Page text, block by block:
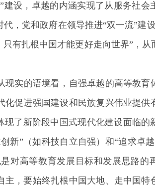
建设，卓越的内涵实现了从服务社会
，党和政府在领导推进“双一流”建
有扎根中国才能更好走向世界”，从
实的语境看，自强卓越的高等教育
促进强国建设和民族复兴伟业提供
了新阶段中国式现代化建设面临的
新”（如科技自立自强）和“追求卓
对高等教育发展目标和发展思路的
，要始终扎根中国大地、走中国特